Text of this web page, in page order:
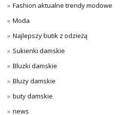
Fashion aktualne trendy modowe
Moda
Najlepszy butik z odzieżą
Sukienki damskie
Bluzki damskie
Bluzy damskie
buty damskie
news